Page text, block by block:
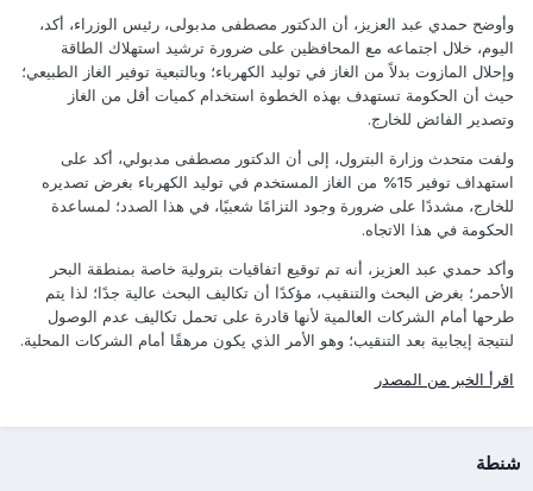
وأوضح حمدي عبد العزيز، أن الدكتور مصطفى مدبولى، رئيس الوزراء، أكد،
اليوم، خلال اجتماعه مع المحافظين على ضرورة ترشيد استهلاك الطاقة
وإحلال المازوت بدلاً من الغاز في توليد الكهرباء؛ وبالتبعية توفير الغاز الطبيعي؛
حيث أن الحكومة تستهدف بهذه الخطوة استخدام كميات أقل من الغاز
وتصدير الفائض للخارج.
ولفت متحدث وزارة البترول، إلى أن الدكتور مصطفى مدبولي، أكد على
استهداف توفير 15% من الغاز المستخدم في توليد الكهرباء بغرض تصديره
للخارج، مشددًا على ضرورة وجود التزامًا شعبيًا، في هذا الصدد؛ لمساعدة
الحكومة في هذا الاتجاه.
وأكد حمدي عبد العزيز، أنه تم توقيع اتفاقيات بترولية خاصة بمنطقة البحر
الأحمر؛ بغرض البحث والتنقيب، مؤكدًا أن تكاليف البحث عالية جدًا؛ لذا يتم
طرحها أمام الشركات العالمية لأنها قادرة على تحمل تكاليف عدم الوصول
لنتيجة إيجابية بعد التنقيب؛ وهو الأمر الذي يكون مرهقًا أمام الشركات المحلية.
اقرأ الخبر من المصدر
شنطة